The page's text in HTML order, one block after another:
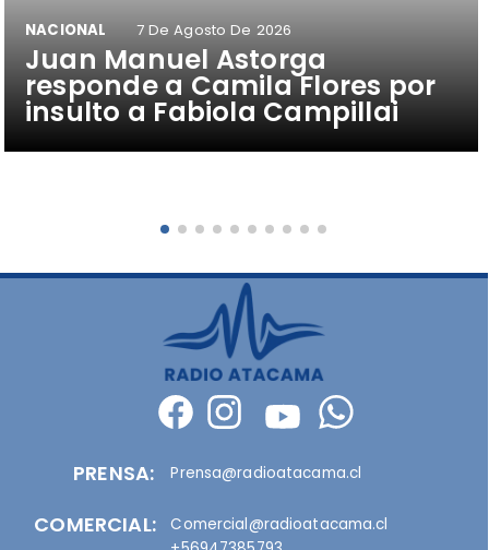
Juan Manuel Astorga
responde a Camila Flores por
insulto a Fabiola Campillai
NACIONAL 7 De Agosto De 2026
PRENSA:
COMERCIAL:
Prensa@radioatacama.cl
Comercial@radioatacama.cl